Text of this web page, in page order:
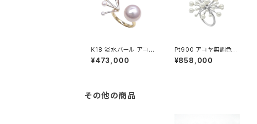
K18 淡水パール アコヤ
無調色ベビーパール リ
ング
¥473,000
Pt900 アコヤ無調色ベ
ビーパール ダイヤモン
ド リング
¥858,000
その他の商品